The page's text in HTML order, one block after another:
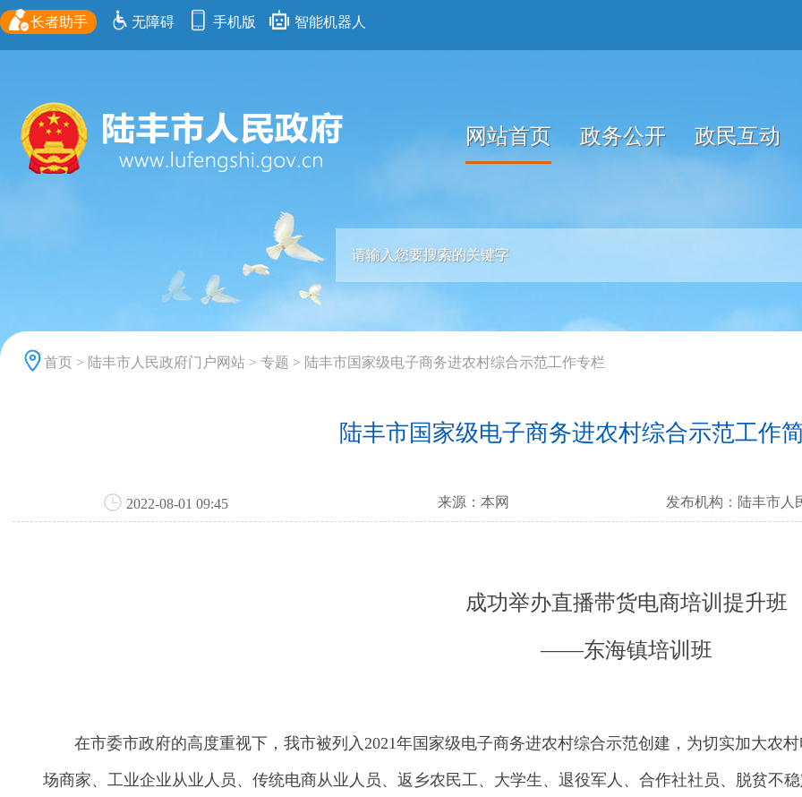
长者助手 无障碍 手机版 智能机器人
网站首页 政务公开 政民互动
首页 > 陆丰市人民政府门户网站 > 专题 > 陆丰市国家级电子商务进农村综合示范工作专栏
陆丰市国家级电子商务进农村综合示范工作
2022-08-01 09:45 来源： 本网 发布机构： 陆丰市人
成功举办直播带货电商培训提升班
——东海镇培训班
在市委市政府的高度重视下，我市被列入2021年国家级电子商务进农村综合示范创建，为切实加大农
场商家、工业企业从业人员、传统电商从业人员、返乡农民工、大学生、退役军人、合作社社员、脱贫不